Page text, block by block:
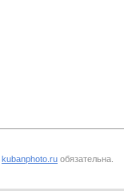
kubanphoto.ru обязательна.